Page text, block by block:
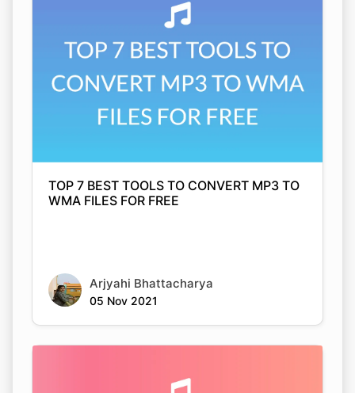
TOP 7 BEST TOOLS TO CONVERT MP3 TO
WMA FILES FOR FREE
Arjyahi Bhattacharya
05 Nov 2021